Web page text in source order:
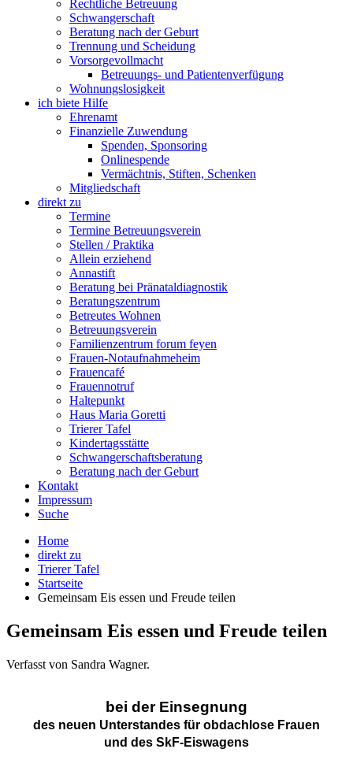
Rechtliche Betreuung
Schwangerschaft
Beratung nach der Geburt
Trennung und Scheidung
Vorsorgevollmacht
Betreuungs- und Patientenverfügung
Wohnungslosigkeit
ich biete Hilfe
Ehrenamt
Finanzielle Zuwendung
Spenden, Sponsoring
Onlinespende
Vermächtnis, Stiften, Schenken
Mitgliedschaft
direkt zu
Termine
Termine Betreuungsverein
Stellen / Praktika
Allein erziehend
Annastift
Beratung bei Pränataldiagnostik
Beratungszentrum
Betreutes Wohnen
Betreuungsverein
Familienzentrum forum feyen
Frauen-Notaufnahmeheim
Frauencafé
Frauennotruf
Haltepunkt
Haus Maria Goretti
Trierer Tafel
Kindertagsstätte
Schwangerschaftsberatung
Beratung nach der Geburt
Kontakt
Impressum
Suche
Home
direkt zu
Trierer Tafel
Startseite
Gemeinsam Eis essen und Freude teilen
Gemeinsam Eis essen und Freude teilen
Verfasst von Sandra Wagner.
bei der Einsegnung
des neuen Unterstandes für obdachlose Frauen
und des SkF-Eiswagens